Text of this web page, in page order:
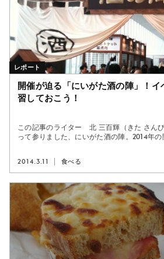
開催が迫る「にいがた酒の陣」！
習しておこう！
この記事のライター 北 三百輝（きた さん
って参りました、にいがた酒の陣。2014年の
2014.3.11 食べる
レポート